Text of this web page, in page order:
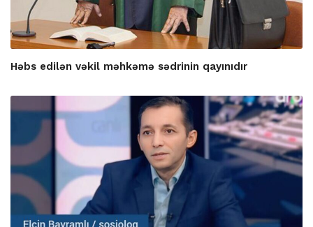
Həbs edilən vəkil məhkəmə sədrinin qayınıdır